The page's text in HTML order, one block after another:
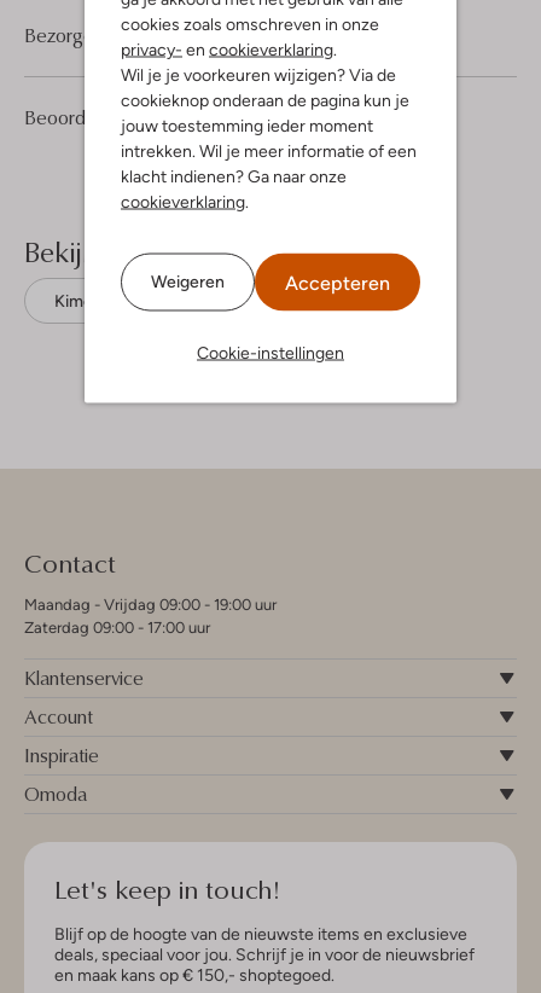
cookies zoals omschreven in onze
privacy- en cookieverklaring
Wil je je voorkeuren wijzigen? Via de
cookieknop onderaan de pagina kun je
jouw toestemming ieder moment
intrekken. Wil je meer informatie of een
klacht indienen? Ga naar onze
cookieverklaring
Weigeren Accepteren
Cookie-instellingen
Beoordelingen (4) 4/5
4
4
Sterren
Bezorgen & retourneren
Bekijk meer
Kimono’s Viscose
Contact
Maandag - Vrijdag 09:00 - 19:00 uur
Zaterdag 09:00 - 17:00 uur
Klantenservice
Account
Inspiratie
Omoda
Let's keep in touch!
Blijf op de hoogte van de nieuwste items en exclusieve
deals, speciaal voor jou. Schrijf je in voor de nieuwsbrief
en maak kans op € 150,- shoptegoed.